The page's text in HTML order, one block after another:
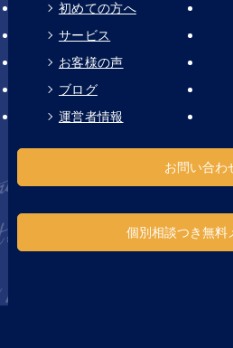
初めての方へ
サービス
お客様の声
ブログ
運営者情報
お問い合わ
個別相談つき無料